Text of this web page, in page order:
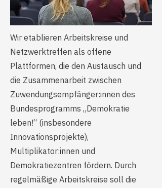
Wir etablieren Arbeitskreise und
Netzwerktreffen als offene
Plattformen, die den Austausch und
die Zusammenarbeit zwischen
Zuwendungsempfänger:innen des
Bundesprogramms „Demokratie
leben!“ (insbesondere
Innovationsprojekte),
Multiplikator:innen und
Demokratiezentren fördern. Durch
regelmäßige Arbeitskreise soll die